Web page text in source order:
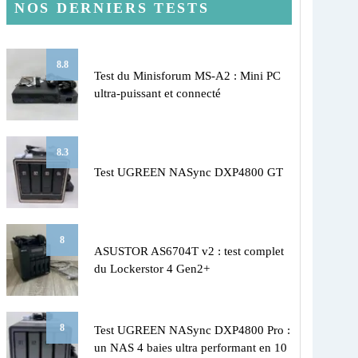
NOS DERNIERS TESTS
8.8
Test du Minisforum MS-A2 : Mini PC
ultra-puissant et connecté
8.3
Test UGREEN NASync DXP4800 GT
8
ASUSTOR AS6704T v2 : test complet
du Lockerstor 4 Gen2+
8
Test UGREEN NASync DXP4800 Pro :
un NAS 4 baies ultra performant en 10